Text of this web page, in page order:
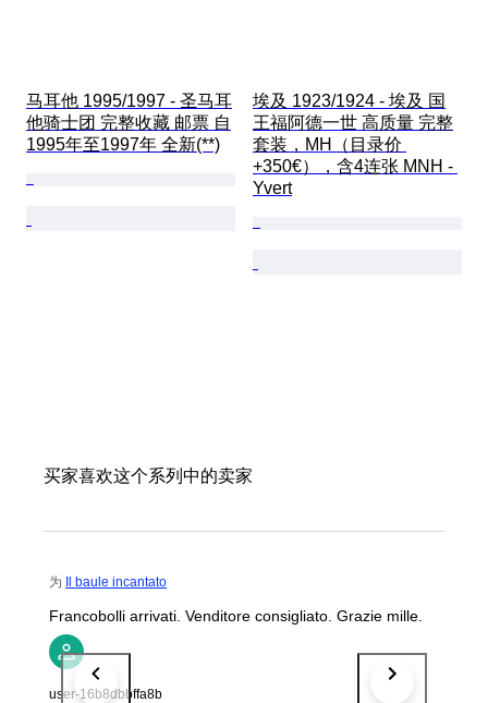
马耳他 1995/1997 - 圣马耳
他骑士团 完整收藏 邮票 自
1995年至1997年 全新(**)
埃及 1923/1924 - 埃及 国
王福阿德一世 高质量 完整
套装，MH（目录价
+350€），含4连张 MNH -
Yvert
买家喜欢这个系列中的卖家
为 Il baule incantato
Francobolli arrivati. Venditore consigliato. Grazie mille.
user-16b8dbbffa8b